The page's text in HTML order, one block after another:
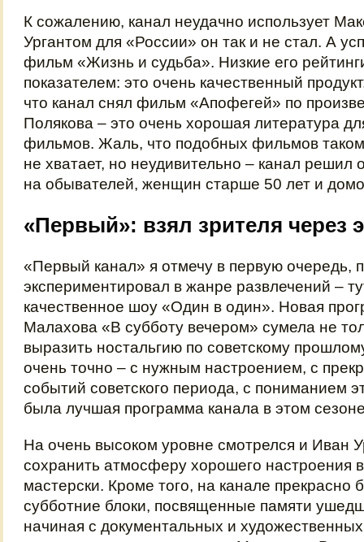
К сожалению, канал неудачно использует
Ургантом для «России» он так и не стал. А
фильм «Жизнь и судьба». Низкие его
показателем: это очень качественный
что канал снял фильм «Апофегей» по
Полякова – это очень хорошая литература
фильмов. Жаль, что подобных фильмов
не хватает, но неудивительно – канал решил
на обывателей, женщин старше 50 лет и
«Первый»: взял зрителя через
«Первый канал» я отмечу в первую очередь,
экспериментировал в жанре развлечений –
качественное шоу «Один в один». Новая
Малахова «В субботу вечером» сумела не
выразить ностальгию по советскому
очень точно – с нужным настроением, с
событий советского периода, с пониманием
была лучшая программа канала в этом
На очень высоком уровне смотрелся и Иван
сохранить атмосферу хорошего настроения
мастерски. Кроме того, на канале прекрасно
субботние блоки, посвященные памяти
начиная с документальных и